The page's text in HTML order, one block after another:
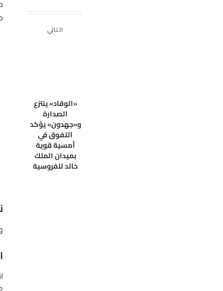
التالي
«الوقاد» ينتزع
الصدارة
و«جهدون» يؤكد
التفوق في
أمسية قوية
بميدان الملك
خالد للفروسية